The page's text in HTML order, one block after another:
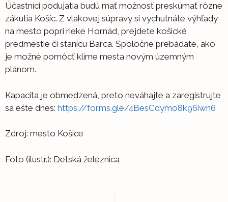
Účastníci podujatia budú mať možnosť preskúmať rôzne
zákutia Košíc. Z vlakovej súpravy si vychutnáte výhľady
na mesto popri rieke Hornád, prejdete košické
predmestie či stanicu Barca. Spoločne prebádate, ako
je možné pomôcť klíme mesta novým územným
plánom.
Kapacita je obmedzená, preto neváhajte a zaregistrujte
sa ešte dnes: https://forms.gle/4BesCdymo8k96iwn6
Zdroj: mesto Košice
Foto (ilustr.): Detská železnica